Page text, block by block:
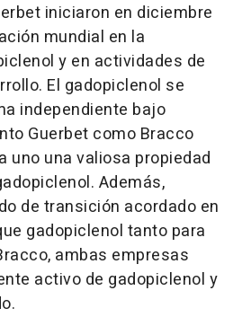
iniciaron en diciembre
mundial en la
y en actividades de
El gadopiclenol se
independiente bajo
Guerbet como Bracco
uno una valiosa propiedad
Además,
de transición acordado en
gadopiclenol tanto para
ambas empresas
activo de gadopiclenol y